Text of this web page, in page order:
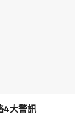
4大警訊